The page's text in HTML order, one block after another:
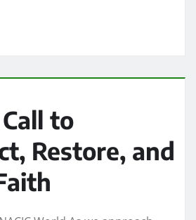
to
Restore, and